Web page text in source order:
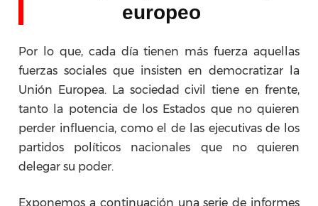
europeo
Por lo que, cada día tienen más fuerza aquellas
fuerzas sociales que insisten en democratizar la
Unión Europea. La sociedad civil tiene en frente,
tanto la potencia de los Estados que no quieren
perder influencia, como el de las ejecutivas de los
partidos políticos nacionales que no quieren
delegar su poder.
Exponemos a continuación una serie de informes